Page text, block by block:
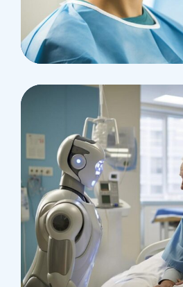
Research
Cardiothoracic
Surgeon